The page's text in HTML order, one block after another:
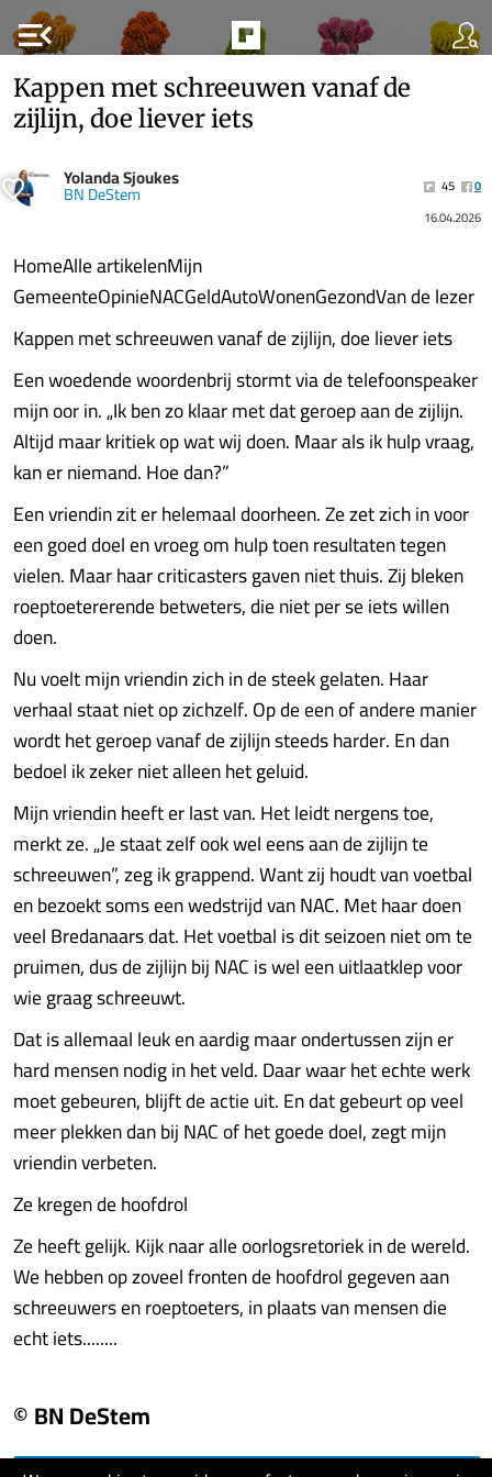
menu_open
Kappen met schreeuwen vanaf de
zijlijn, doe liever iets
Yolanda Sjoukes
BN DeStem 45
0
16.04.2026
HomeAlle artikelenMijn
GemeenteOpinieNACGeldAutoWonenGezondVan de lezer
Kappen met schreeuwen vanaf de zijlijn, doe liever iets
Een woedende woordenbrij stormt via de telefoonspeaker
mijn oor in. „Ik ben zo klaar met dat geroep aan de zijlijn.
Altijd maar kritiek op wat wij doen. Maar als ik hulp vraag,
kan er niemand. Hoe dan?”
Een vriendin zit er helemaal doorheen. Ze zet zich in voor
een goed doel en vroeg om hulp toen resultaten tegen
vielen. Maar haar criticasters gaven niet thuis. Zij bleken
roeptoetererende betweters, die niet per se iets willen
doen.
Nu voelt mijn vriendin zich in de steek gelaten. Haar
verhaal staat niet op zichzelf. Op de een of andere manier
wordt het geroep vanaf de zijlijn steeds harder. En dan
bedoel ik zeker niet alleen het geluid.
Mijn vriendin heeft er last van. Het leidt nergens toe,
merkt ze. „Je staat zelf ook wel eens aan de zijlijn te
schreeuwen”, zeg ik grappend. Want zij houdt van voetbal
en bezoekt soms een wedstrijd van NAC. Met haar doen
veel Bredanaars dat. Het voetbal is dit seizoen niet om te
pruimen, dus de zijlijn bij NAC is wel een uitlaatklep voor
wie graag schreeuwt.
Dat is allemaal leuk en aardig maar ondertussen zijn er
hard mensen nodig in het veld. Daar waar het echte werk
moet gebeuren, blijft de actie uit. En dat gebeurt op veel
meer plekken dan bij NAC of het goede doel, zegt mijn
vriendin verbeten.
Ze kregen de hoofdrol
Ze heeft gelijk. Kijk naar alle oorlogsretoriek in de wereld.
We hebben op zoveel fronten de hoofdrol gegeven aan
schreeuwers en roeptoeters, in plaats van mensen die
echt iets........
© BN DeStem